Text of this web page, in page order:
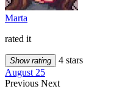
Marta
rated it
Show rating
4 stars
August 25
Previous Next